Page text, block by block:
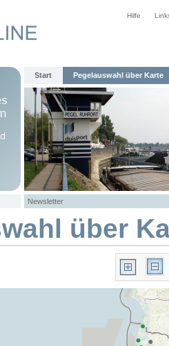
Hilfe
Start Pegelauswahl über Karte
Newsletter
über